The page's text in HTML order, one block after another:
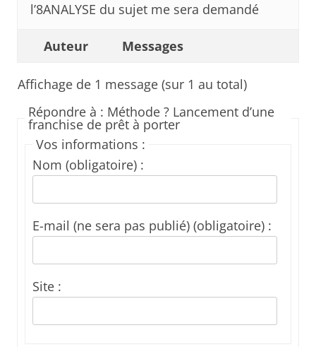
l’8ANALYSE du sujet me sera demandé
Auteur Messages
Affichage de 1 message (sur 1 au total)
Répondre à : Méthode ? Lancement d’une
franchise de prêt à porter
Vos informations :
Nom (obligatoire) :
E-mail (ne sera pas publié) (obligatoire) :
Site :